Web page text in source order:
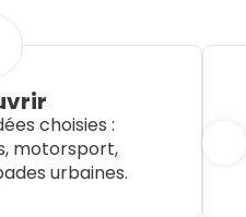
choisies :
motorsport,
urbaines.